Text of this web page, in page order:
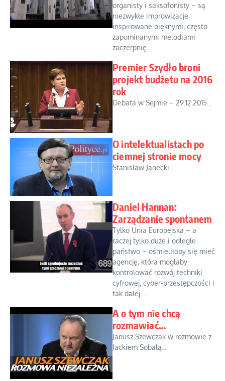
organisty i saksofonisty – są
niezwykłe improwizacje,
inspirowane pięknymi, często
zapominanymi melodiami
zaczerpnię...
Premier Szydło broni
projekt budżetu na 2016
rok
Debata w Sejmie – 29.12.2015...
O intelektualistach po
ciemnej stronie mocy
Stanisław Janecki...
Daniel Hannan:
Zarządzanie spontanem
Tylko Unia Europejska – a
raczej tylko duże i odległe
państwo – ośmieliłoby się mieć
agencję, która mogłaby
kontrolować rozwój techniki
cyfrowej, cyber-przestępczości i
tak dalej....
A o tym nie chcą
rozmawiać…
Janusz Szewczak w rozmowie z
Jackiem Sobalą...